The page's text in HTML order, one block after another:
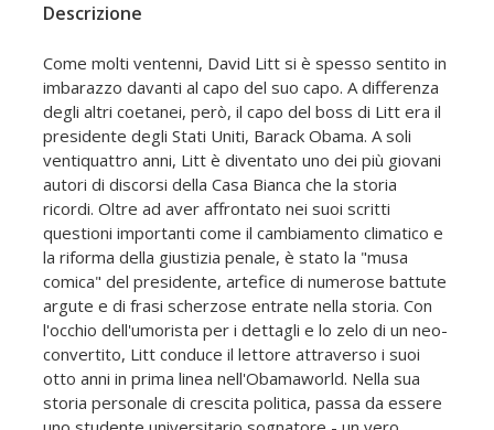
Descrizione
Come molti ventenni, David Litt si è spesso sentito in
imbarazzo davanti al capo del suo capo. A differenza
degli altri coetanei, però, il capo del boss di Litt era il
presidente degli Stati Uniti, Barack Obama. A soli
ventiquattro anni, Litt è diventato uno dei più giovani
autori di discorsi della Casa Bianca che la storia
ricordi. Oltre ad aver affrontato nei suoi scritti
questioni importanti come il cambiamento climatico e
la riforma della giustizia penale, è stato la "musa
comica" del presidente, artefice di numerose battute
argute e di frasi scherzose entrate nella storia. Con
l'occhio dell'umorista per i dettagli e lo zelo di un neo-
convertito, Litt conduce il lettore attraverso i suoi
otto anni in prima linea nell'Obamaworld. Nella sua
storia personale di crescita politica, passa da essere